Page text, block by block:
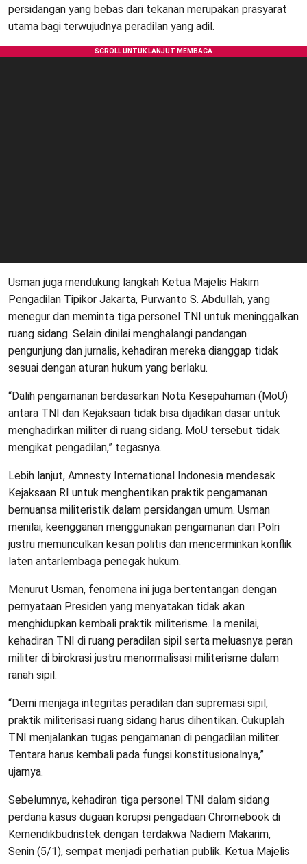
persidangan yang bebas dari tekanan merupakan prasyarat
utama bagi terwujudnya peradilan yang adil.
Usman juga mendukung langkah Ketua Majelis Hakim
Pengadilan Tipikor Jakarta, Purwanto S. Abdullah, yang
menegur dan meminta tiga personel TNI untuk meninggalkan
ruang sidang. Selain dinilai menghalangi pandangan
pengunjung dan jurnalis, kehadiran mereka dianggap tidak
sesuai dengan aturan hukum yang berlaku.
“Dalih pengamanan berdasarkan Nota Kesepahaman (MoU)
antara TNI dan Kejaksaan tidak bisa dijadikan dasar untuk
menghadirkan militer di ruang sidang. MoU tersebut tidak
mengikat pengadilan,” tegasnya.
Lebih lanjut, Amnesty International Indonesia mendesak
Kejaksaan RI untuk menghentikan praktik pengamanan
bernuansa militeristik dalam persidangan umum. Usman
menilai, keengganan menggunakan pengamanan dari Polri
justru memunculkan kesan politis dan mencerminkan konflik
laten antarlembaga penegak hukum.
Menurut Usman, fenomena ini juga bertentangan dengan
pernyataan Presiden yang menyatakan tidak akan
menghidupkan kembali praktik militerisme. Ia menilai,
kehadiran TNI di ruang peradilan sipil serta meluasnya peran
militer di birokrasi justru menormalisasi militerisme dalam
ranah sipil.
“Demi menjaga integritas peradilan dan supremasi sipil,
praktik militerisasi ruang sidang harus dihentikan. Cukuplah
TNI menjalankan tugas pengamanan di pengadilan militer.
Tentara harus kembali pada fungsi konstitusionalnya,”
ujarnya.
Sebelumnya, kehadiran tiga personel TNI dalam sidang
perdana kasus dugaan korupsi pengadaan Chromebook di
Kemendikbudristek dengan terdakwa Nadiem Makarim,
Senin (5/1), sempat menjadi perhatian publik. Ketua Majelis